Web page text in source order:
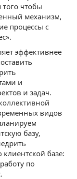
чтобы
механизм,
процессы с
эффективнее
и
и задач.
видов
базу,
базе:
по